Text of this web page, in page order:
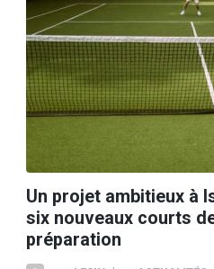
Un projet ambitieux à
six nouveaux courts
préparation